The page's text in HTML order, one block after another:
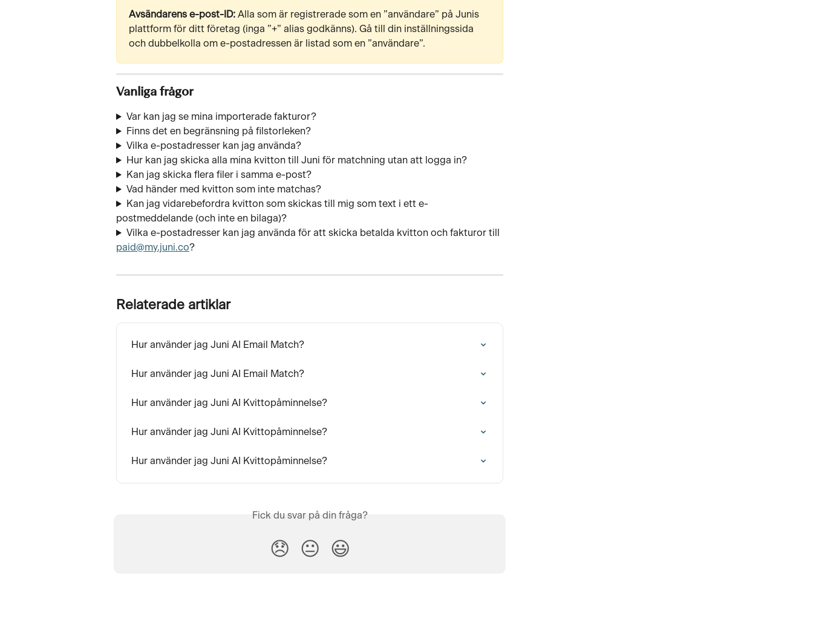
Avsändarens e-post-ID: Alla som är registrerade som en ”användare” på Junis
plattform för ditt företag (inga ”+” alias godkänns). Gå till din inställningssida
och dubbelkolla om e-postadressen är listad som en ”användare”.
Vanliga frågor
Var kan jag se mina importerade fakturor?
Finns det en begränsning på filstorleken?
Vilka e-postadresser kan jag använda?
Hur kan jag skicka alla mina kvitton till Juni för matchning utan att logga in?
Kan jag skicka flera filer i samma e-post?
Vad händer med kvitton som inte matchas?
Kan jag vidarebefordra kvitton som skickas till mig som text i ett e-
postmeddelande (och inte en bilaga)?
Vilka e-postadresser kan jag använda för att skicka betalda kvitton och fakturor till
paid@my.juni.co?
Relaterade artiklar
Hur använder jag Juni AI Email Match?
Hur använder jag Juni AI Email Match?
Hur använder jag Juni AI Kvittopåminnelse?
Hur använder jag Juni AI Kvittopåminnelse?
Hur använder jag Juni AI Kvittopåminnelse?
Fick du svar på din fråga?
😞 😐 😃